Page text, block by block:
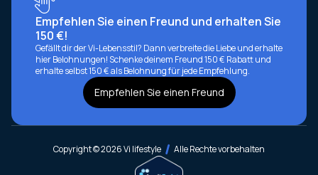
Empfehlen Sie einen Freund und erhalten Sie
150 €!
Gefällt dir der Vi-Lebensstil? Dann verbreite die Liebe und erhalte
hier Belohnungen! Schenke deinem Freund 150 € Rabatt und
erhalte selbst 150 € als Belohnung für jede Empfehlung.
Empfehlen Sie einen Freund
Copyright © 2026 Vi lifestyle Alle Rechte vorbehalten